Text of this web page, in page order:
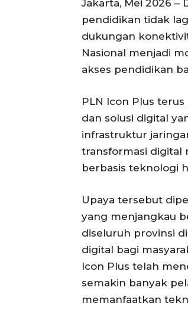
Jakarta, Mei 2026
pendidikan tidak
dukungan
Nasional menjadi
akses pendidikan
PLN Icon Plus
dan solusi digital
infrastruktur
transformasi digital
berbasis teknologi
Upaya tersebut
yang menjangkau
diseluruh provinsi
digital bagi
Icon Plus telah
semakin banyak
memanfaatkan